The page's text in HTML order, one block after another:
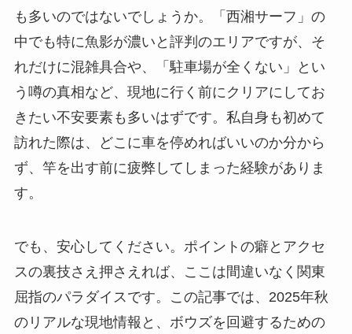
も多いのではないでしょうか。「西湘サーフ」の
中でも特に魚影が濃いと評判のエリアですが、そ
れだけに混雑具合や、「駐車場が全くない」とい
う噂の真相など、現地に行く前にクリアにしてお
きたい不安要素も多いはずです。私自身も初めて
訪れた際は、どこに車を停めればいいのか分から
ず、竿を出す前に疲弊してしまった経験がありま
す。
でも、安心してください。ポイントの癖とアクセ
スの裏技さえ押さえれば、ここは間違いなく関東
屈指のパラダイスです。この記事では、2025年秋
のリアルな現地情報と、ボウズを回避するための